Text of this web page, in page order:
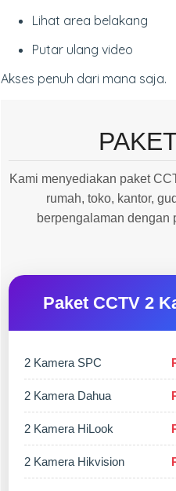
Lihat area belakang
Putar ulang video
Akses penuh dari mana saja.
Kami menyediakan paket
rumah, toko, kantor,
berpengalaman dengan
Paket CCTV 2
2 Kamera SPC
2 Kamera Dahua
2 Kamera HiLook
2 Kamera Hikvision